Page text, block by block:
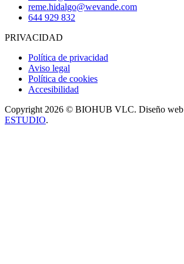
reme.hidalgo@wevande.com
644 929 832
PRIVACIDAD
Política de privacidad
Aviso legal
Política de cookies
Accesibilidad
Copyright 2026 © BIOHUB VLC. Diseño web
ESTUDIO.